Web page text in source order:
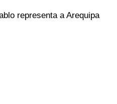
representa a Arequipa